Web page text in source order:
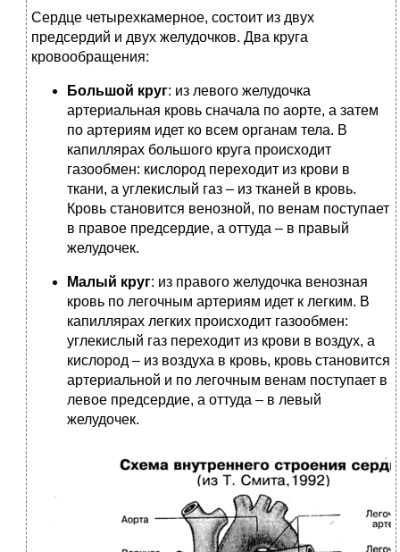
Сердце четырехкамерное, состоит из двух
предсердий и двух желудочков. Два круга
кровообращения:
Большой круг: из левого желудочка
артериальная кровь сначала по аорте, а затем
по артериям идет ко всем органам тела. В
капиллярах большого круга происходит
газообмен: кислород переходит из крови в
ткани, а углекислый газ – из тканей в кровь.
Кровь становится венозной, по венам поступает
в правое предсердие, а оттуда – в правый
желудочек.
Малый круг: из правого желудочка венозная
кровь по легочным артериям идет к легким. В
капиллярах легких происходит газообмен:
углекислый газ переходит из крови в воздух, а
кислород – из воздуха в кровь, кровь становится
артериальной и по легочным венам поступает в
левое предсердие, а оттуда – в левый
желудочек.